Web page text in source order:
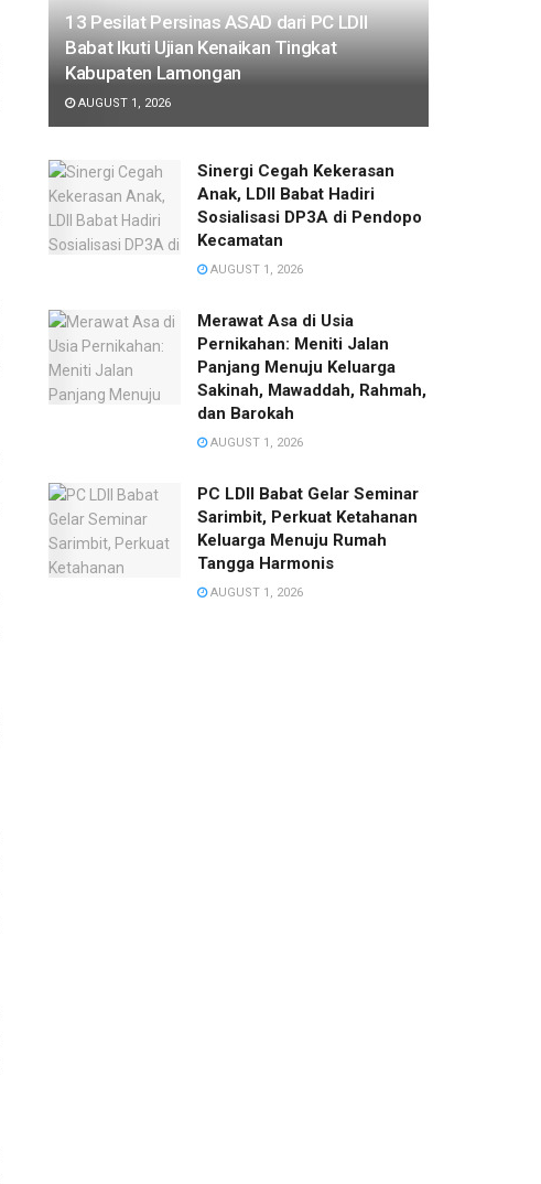
13 Pesilat Persinas ASAD dari PC LDII
Babat Ikuti Ujian Kenaikan Tingkat
Kabupaten Lamongan
AUGUST 1, 2026
Sinergi Cegah Kekerasan
Anak, LDII Babat Hadiri
Sosialisasi DP3A di Pendopo
Kecamatan
AUGUST 1, 2026
Merawat Asa di Usia
Pernikahan: Meniti Jalan
Panjang Menuju Keluarga
Sakinah, Mawaddah, Rahmah,
dan Barokah
AUGUST 1, 2026
PC LDII Babat Gelar Seminar
Sarimbit, Perkuat Ketahanan
Keluarga Menuju Rumah
Tangga Harmonis
AUGUST 1, 2026